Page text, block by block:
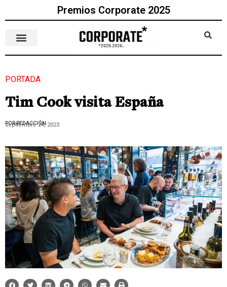
Premios Corporate 2025
PORTADA
Tim Cook visita España
POR REDACCIÓN
septiembre 24, 2023